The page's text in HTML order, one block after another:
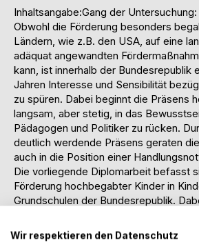
Inhaltsangabe:Gang der Untersuchung:
Obwohl die Förderung besonders
Ländern, wie z.B. den USA, auf eine
adäquat angewandten
kann, ist innerhalb der Bundesrepublik
Jahren Interesse und Sensibilität
zu spüren. Dabei beginnt die Präsens
langsam, aber stetig, in das
Pädagogen und Politiker zu rücken.
deutlich werdende Präsens geraten
auch in die Position einer
Die vorliegende Diplomarbeit befasst
Förderung hochbegabter Kinder in
Grundschulen der Bundesrepublik.
Hochbegabung genauer dargelegt
umfassenden Einstieg in die Thematik
Wir respektieren den Datenschutz